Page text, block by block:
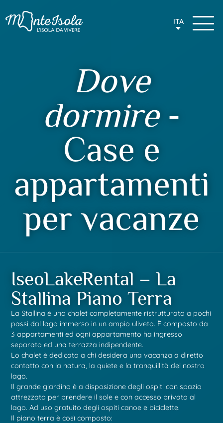
ITA
Dove
dormire-
Case e
appartamenti
per vacanze
IseoLakeRental – La
Stallina Piano Terra
La Stallina è uno chalet completamente ristrutturato a pochi
passi dal lago immerso in un ampio uliveto. È composto da
3 appartamenti ed ogni appartamento ha ingresso
separato ed una terrazza indipendente.
Lo chalet è dedicato a chi desidera una vacanza a diretto
contatto con la natura, la quiete e la tranquillità del nostro
lago.
Il grande giardino è a disposizione degli ospiti con spazio
attrezzato per prendere il sole e con accesso privato al
lago. Ad uso gratuito degli ospiti canoe e biciclette.
Il piano terra è così composto: